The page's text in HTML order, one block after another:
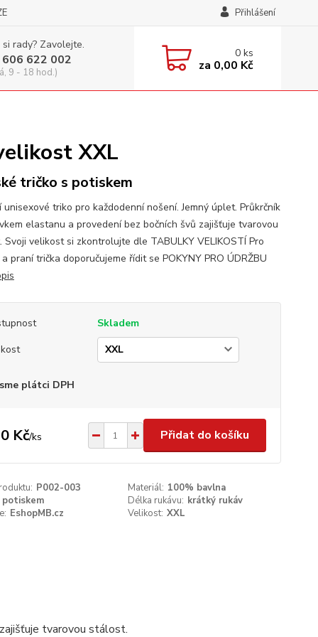
Přihlášení
rady? Zavolejte.
622 002
9 - 18 hod.)
0ks
za 0,00 Kč
XXL
tričko s potiskem
unisexové triko pro každodenní nošení. Jemný úplet. Průkrčník
elastanu a provedení bez bočních švů zajišťuje tvarovou
Svoji velikost si zkontrolujte dle TABULKY VELIKOSTÍ Pro
praní trička doporučujeme řídit se POKYNY PRO ÚDRŽBU
Skladem
plátci DPH
Kč/ks Přidat do košíku
P002-003 Materiál: 100% bavlna
potiskem
Délka rukávu: krátký rukáv
EshopMB.cz Velikost: XXL
tvarovou stálost.